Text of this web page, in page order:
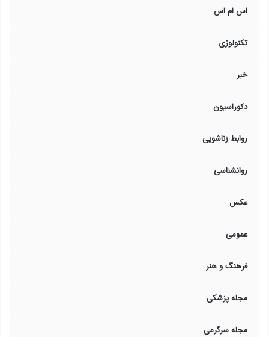
اس ام اس
تکنولوژی
خبر
دکوراسیون
روابط زناشویی
روانشناسی
عکس
عمومی
فرهنگ و هنر
مجله پزشکی
مجله سرگرمی